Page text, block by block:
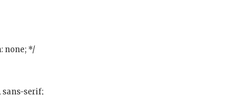
none; */
sans-serif;